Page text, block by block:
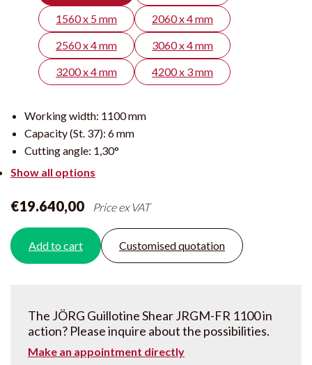
1560 x 5 mm
2060 x 4 mm
2560 x 4 mm
3060 x 4 mm
3200 x 4 mm
4200 x 3 mm
Working width: 1100 mm
Capacity (St. 37): 6 mm
Cutting angle: 1,30°
Show all options
€19.640,00 Price ex VAT
Add to cart Customised quotation
The JÖRG Guillotine Shear JRGM-FR 1100 in
action? Please inquire about the possibilities.
Make an appointment directly